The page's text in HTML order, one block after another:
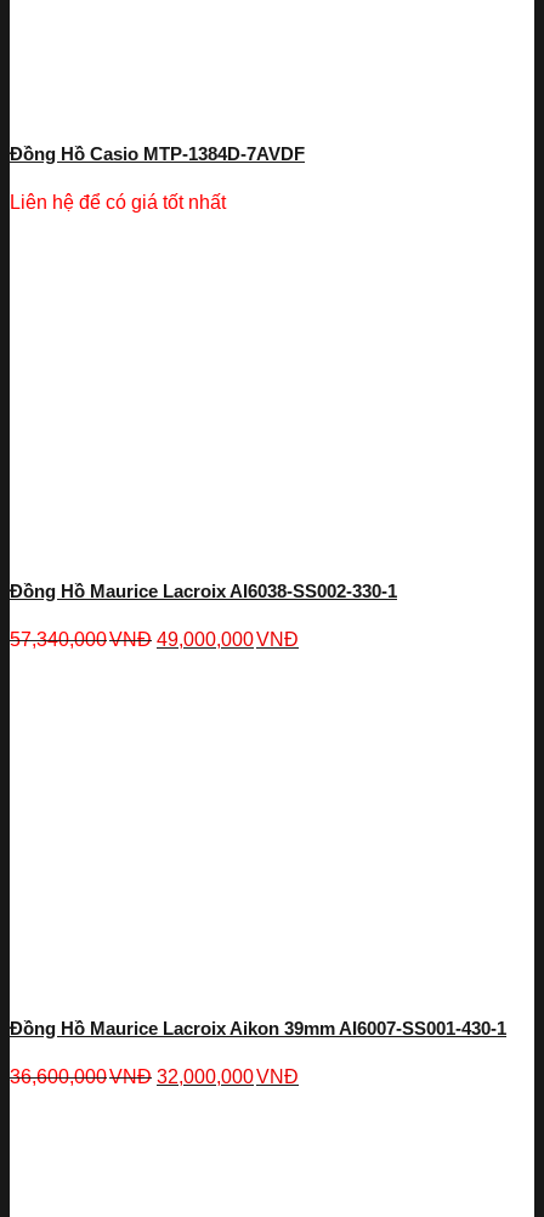
Đồng Hồ Casio MTP-1384D-7AVDF
Liên hệ để có giá tốt nhất
Đồng Hồ Maurice Lacroix AI6038-SS002-330-1
57,340,000VNĐ 49,000,000VNĐ
Đồng Hồ Maurice Lacroix Aikon 39mm AI6007-SS001-430-1
36,600,000VNĐ 32,000,000VNĐ